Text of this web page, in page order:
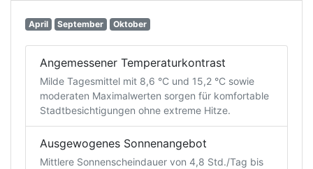
April September Oktober
Angemessener Temperaturkontrast
Milde Tagesmittel mit 8,6 °C und 15,2 °C sowie
moderaten Maximalwerten sorgen für komfortable
Stadtbesichtigungen ohne extreme Hitze.
Ausgewogenes Sonnenangebot
Mittlere Sonnenscheindauer von 4,8 Std./Tag bis